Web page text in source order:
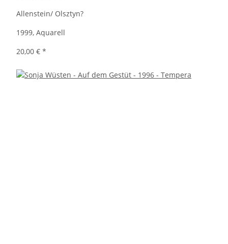
Allenstein/ Olsztyn?
1999, Aquarell
20,00 € *